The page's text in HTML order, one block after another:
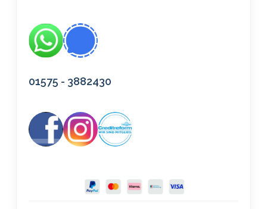
01575 - 3882430